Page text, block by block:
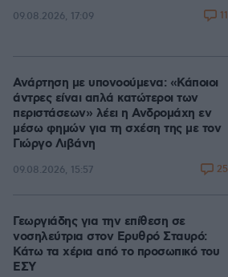
09.08.2026, 17:09 11
Ανάρτηση με υπονοούμενα: «Κάποιοι
άντρες είναι απλά κατώτεροι των
περιστάσεων» λέει η Ανδρομάχη εν
μέσω φημών για τη σχέση της με τον
Γιώργο Λιβάνη
09.08.2026, 15:57 25
Γεωργιάδης για την επίθεση σε
νοσηλεύτρια στον Ερυθρό Σταυρό:
Κάτω τα χέρια από το προσωπικό του
ΕΣΥ